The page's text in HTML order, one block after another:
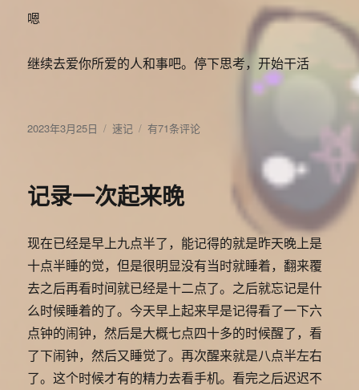
好，
为
世
界
好
的
一
部
分
嗯
继续去爱你所爱的人和事吧。停下思考，开始干活
发
2023年3月25日
分
速记
好
多
想
我
知
道
你
看
到
这
段
话
有71条评论
记录一次起来晚
现在已经是早上九点半了，能记得的就是昨天晚上是
十点半睡的觉，但是很明显没有当时就睡着，翻来覆
去之后再看时间就已经是十二点了。之后就忘记是什
么时候睡着的了。今天早上起来早是记得看了一下六
点钟的闹钟，然后是大概七点四十多的时候醒了，看
了下闹钟，然后又睡觉了。再次醒来就是八点半左右
了。这个时候才有的精力去看手机。看完之后迟迟不